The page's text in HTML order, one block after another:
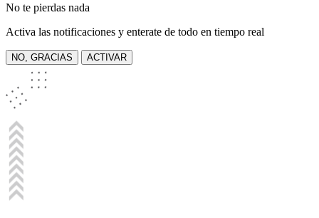
No te pierdas nada
Activa las notificaciones y enterate de todo en tiempo real
NO, GRACIAS ACTIVAR